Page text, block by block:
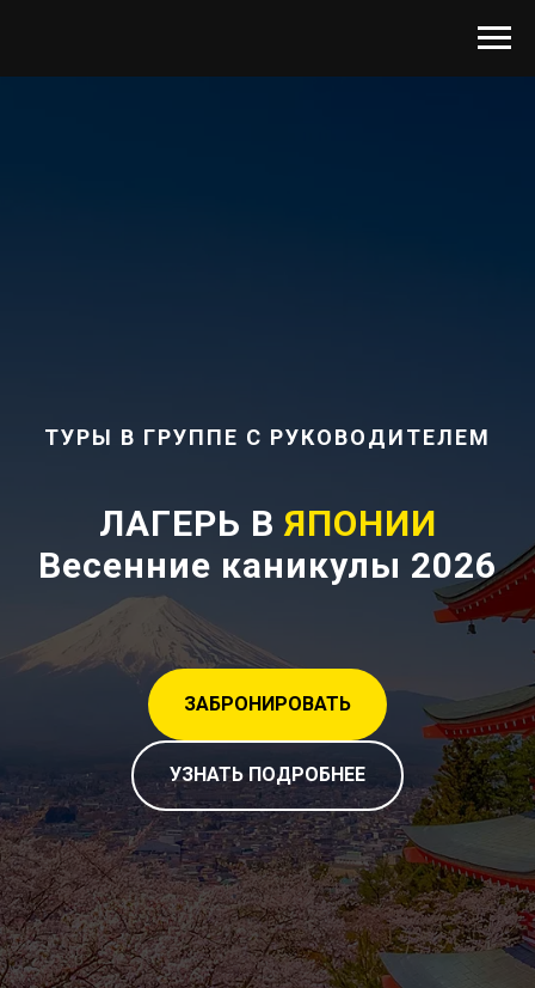
ТУРЫ В ГРУППЕ С РУКОВОДИТЕЛЕМ
ЛАГЕРЬ В ЯПОНИИ
Весенние каникулы 2026
ЗАБРОНИРОВАТЬ
УЗНАТЬ ПОДРОБНЕЕ